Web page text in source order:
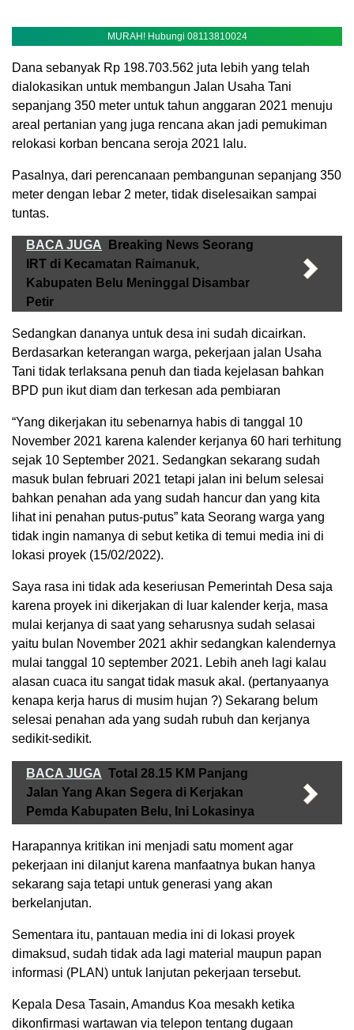
MURAH! Hubungi 08113810024
Dana sebanyak Rp 198.703.562 juta lebih yang telah
dialokasikan untuk membangun Jalan Usaha Tani
sepanjang 350 meter untuk tahun anggaran 2021 menuju
areal pertanian yang juga rencana akan jadi pemukiman
relokasi korban bencana seroja 2021 lalu.
Pasalnya, dari perencanaan pembangunan sepanjang 350
meter dengan lebar 2 meter, tidak diselesaikan sampai
tuntas.
BACA JUGA
Breaking News Seorang
IRT di Kecamatan Raimanuk,
Kabupaten Belu Meninggal Disambar
Petir
Sedangkan dananya untuk desa ini sudah dicairkan.
Berdasarkan keterangan warga, pekerjaan jalan Usaha
Tani tidak terlaksana penuh dan tiada kejelasan bahkan
BPD pun ikut diam dan terkesan ada pembiaran
“Yang dikerjakan itu sebenarnya habis di tanggal 10
November 2021 karena kalender kerjanya 60 hari terhitung
sejak 10 September 2021. Sedangkan sekarang sudah
masuk bulan februari 2021 tetapi jalan ini belum selesai
bahkan penahan ada yang sudah hancur dan yang kita
lihat ini penahan putus-putus” kata Seorang warga yang
tidak ingin namanya di sebut ketika di temui media ini di
lokasi proyek (15/02/2022).
Saya rasa ini tidak ada keseriusan Pemerintah Desa saja
karena proyek ini dikerjakan di luar kalender kerja, masa
mulai kerjanya di saat yang seharusnya sudah selasai
yaitu bulan November 2021 akhir sedangkan kalendernya
mulai tanggal 10 september 2021. Lebih aneh lagi kalau
alasan cuaca itu sangat tidak masuk akal. (pertanyaanya
kenapa kerja harus di musim hujan ?) Sekarang belum
selesai penahan ada yang sudah rubuh dan kerjanya
sedikit-sedikit.
BACA JUGA Total 28.15 KM Panjang
Jalan Yang Akan Segera di Kerjakan
Pemda Kabupaten Belu, Ini Lokasinya
Harapannya kritikan ini menjadi satu moment agar
pekerjaan ini dilanjut karena manfaatnya bukan hanya
sekarang saja tetapi untuk generasi yang akan
berkelanjutan.
Sementara itu, pantauan media ini di lokasi proyek
dimaksud, sudah tidak ada lagi material maupun papan
informasi (PLAN) untuk lanjutan pekerjaan tersebut.
Kepala Desa Tasain, Amandus Koa mesakh ketika
dikonfirmasi wartawan via telepon tentang dugaan